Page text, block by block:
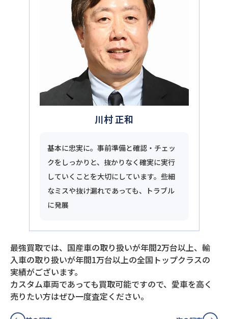
川村 正和
基本に忠実に。事前準備と確認・チェッ
クをしっかりと、抜かりなく確実に実行
していくことを大切にしています。些細
なミスや抜け漏れであっても、トラブル
に発展
最強買取では、国産車の取り扱いが年間2万台以上、輸
入車の取り扱いが年間1万台以上の全国トップクラスの
実績がございます。
カスタム車両であっても買取可能ですので、愛車を高く
売りたい方はぜひ一度査定ください。